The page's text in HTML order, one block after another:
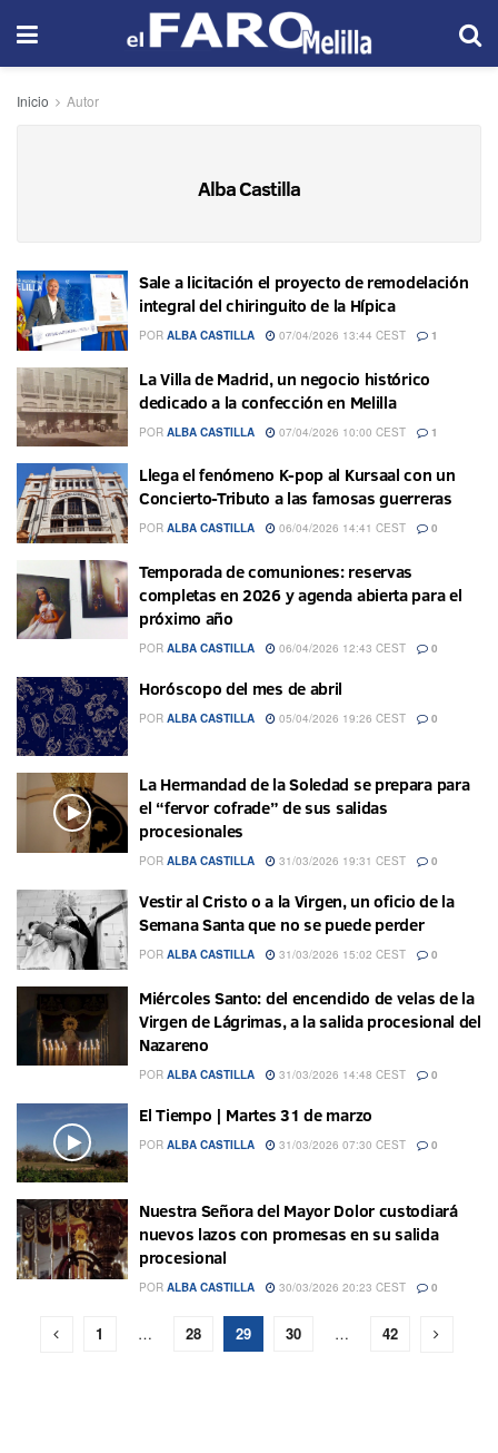
Inicio Autor
Alba Castilla
Sale a licitación el proyecto de remodelación
integral del chiringuito de la Hípica
POR ALBA CASTILLA 07/04/2026 13:44 CEST 1
La Villa de Madrid, un negocio histórico
dedicado a la confección en Melilla
POR ALBA CASTILLA 07/04/2026 10:00 CEST 1
Llega el fenómeno K-pop al Kursaal con un
Concierto-Tributo a las famosas guerreras
POR ALBA CASTILLA 06/04/2026 14:41 CEST 0
Temporada de comuniones: reservas
completas en 2026 y agenda abierta para el
próximo año
POR ALBA CASTILLA 06/04/2026 12:43 CEST 0
Horóscopo del mes de abril
POR ALBA CASTILLA 05/04/2026 19:26 CEST 0
La Hermandad de la Soledad se prepara para
el “fervor cofrade” de sus salidas
procesionales
POR ALBA CASTILLA 31/03/2026 19:31 CEST 0
Vestir al Cristo o a la Virgen, un oficio de la
Semana Santa que no se puede perder
POR ALBA CASTILLA 31/03/2026 15:02 CEST 0
Miércoles Santo: del encendido de velas de la
Virgen de Lágrimas, a la salida procesional del
Nazareno
POR ALBA CASTILLA 31/03/2026 14:48 CEST 0
El Tiempo | Martes 31 de marzo
POR ALBA CASTILLA 31/03/2026 07:30 CEST 0
Nuestra Señora del Mayor Dolor custodiará
nuevos lazos con promesas en su salida
procesional
POR ALBA CASTILLA 30/03/2026 20:23 CEST 0
1 … 28 29 30 … 42